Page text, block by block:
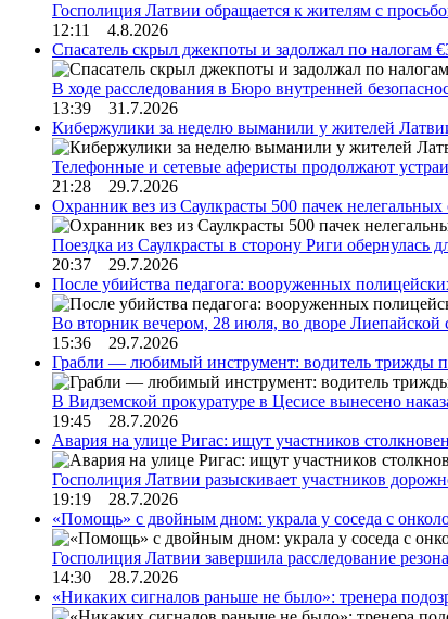
Госполиция Латвии обращается к жителям с
12:11 4.8.2026
Спасатель скрыл джекпоты и задолжал по налогам
В ходе расследования в Бюро внутренней
13:39 31.7.2026
Кибержулики за неделю выманили у жителей
Телефонные и сетевые аферисты продолжают
21:28 29.7.2026
Охранник вез из Саулкрасты 500 пачек
Поездка из Саулкрасты в сторону Риги обернулась
20:37 29.7.2026
После убийства педагога: вооруженных
Во вторник вечером, 28 июля, во дворе
15:36 29.7.2026
Грабли — любимый инструмент: водитель трижды
В Видземской прокуратуре в Цесисе вынесено
19:45 28.7.2026
Авария на улице Ригас: ищут участников
Госполиция Латвии разыскивает участников
19:19 28.7.2026
«Помощь» с двойным дном: украла у соседа с
Госполиция Латвии завершила расследование
14:30 28.7.2026
«Никаких сигналов раньше не было»: тренера